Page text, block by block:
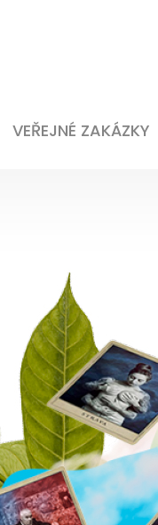
VEŘEJNÉ ZAKÁZKY